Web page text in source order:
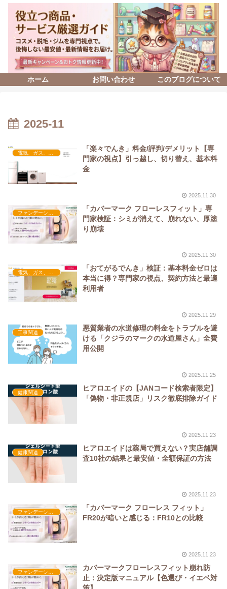
ホーム お問い合わせ このブログについて
2025-11
「楽々でんき」料金/評判/デメリット【専
門家の視点】引っ越し、切り替え、基本料
金
2025.11.30
「カバーマーク フローレスフィット」専
門家検証：シミが消えて、崩れない、厚塗
り崩壊
2025.11.30
電気、ガス、水道（光熱費）
「おてがるでんき」検証：基本料金ゼロは
本当に得？専門家の視点、契約方法と最適
利用者
2025.11.29
工事関連
悪質業者の水道修理の料金をトラブルを避
ける「クジラのマークの水道屋さん」全費
用公開
2025.11.25
健康関連
ヒアロエイドの【JANコード検索者限定】
「偽物・非正規店」リスク徹底排除ガイド
2025.11.23
健康関連
ヒアロエイドは薬局で買えない？実店舗調
査10社の結果と最安値・全額保証の方法
2025.11.23
ファンデーション
「カバーマーク フローレス フィット」
FR20が暗いと感じる：FR10との比較
2025.11.23
カバーマークフローレスフィット崩れ防
止：決定版マニュアル【色選び・イエベ対